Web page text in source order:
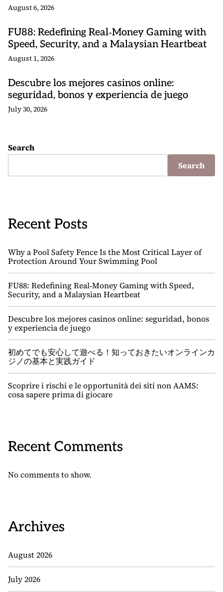
August 6, 2026
FU88: Redefining Real‑Money Gaming with
Speed, Security, and a Malaysian Heartbeat
August 1, 2026
Descubre los mejores casinos online:
seguridad, bonos y experiencia de juego
July 30, 2026
Search
Search
Recent Posts
Why a Pool Safety Fence Is the Most Critical Layer of
Protection Around Your Swimming Pool
FU88: Redefining Real‑Money Gaming with Speed,
Security, and a Malaysian Heartbeat
Descubre los mejores casinos online: seguridad, bonos
y experiencia de juego
初めてでも安心して遊べる！知っておきたいオンラインカ
ジノの基本と実践ガイド
Scoprire i rischi e le opportunità dei siti non AAMS:
cosa sapere prima di giocare
Recent Comments
No comments to show.
Archives
August 2026
July 2026